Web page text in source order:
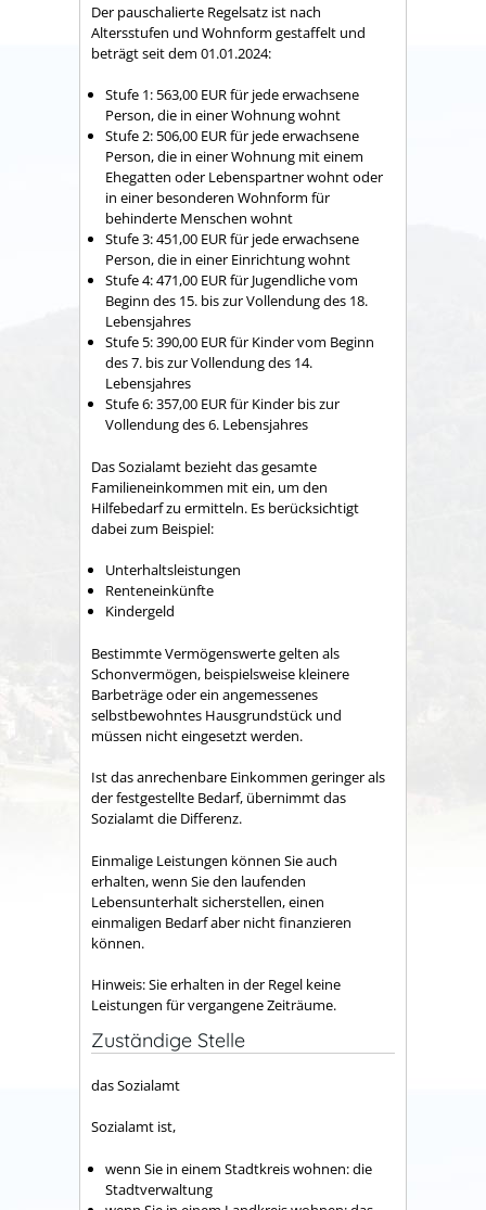
Der pauschalierte Regelsatz ist nach
Altersstufen und Wohnform gestaffelt und
beträgt seit dem 01.01.2024:
Stufe 1: 563,00 EURfür jede erwachsene
Person, die in einer Wohnung wohnt
Stufe 2: 506,00 EURfür jede erwachsene
Person, die in einer Wohnung mit einem
Ehegatten oder Lebenspartner wohnt oder
in einer besonderen Wohnform für
behinderte Menschen wohnt
Stufe 3: 451,00 EURfür jede erwachsene
Person, die in einer Einrichtung wohnt
Stufe 4: 471,00 EURfür Jugendliche vom
Beginn des 15. bis zur Vollendung des 18.
Lebensjahres
Stufe 5: 390,00 EURfür Kinder vom Beginn
des 7. bis zur Vollendung des 14.
Lebensjahres
Stufe 6: 357,00 EURfür Kinder bis zur
Vollendung des 6. Lebensjahres
Das Sozialamt bezieht das gesamte
Familieneinkommen mit ein, um den
Hilfebedarf zu ermitteln. Es berücksichtigt
dabei zum Beispiel:
Unterhaltsleistungen
Renteneinkünfte
Kindergeld
Bestimmte Vermögenswerte gelten als
Schonvermögen, beispielsweise kleinere
Barbeträge oder ein angemessenes
selbstbewohntes Hausgrundstück und
müssen nicht eingesetzt werden.
Ist das anrechenbare Einkommen geringer als
der festgestellte Bedarf, übernimmt das
Sozialamt die Differenz.
Einmalige Leistungen können Sie auch
erhalten, wenn Sie den laufenden
Lebensunterhalt sicherstellen, einen
einmaligen Bedarf aber nicht finanzieren
können.
Hinweis:Sie erhalten in der Regel keine
Leistungen für vergangene Zeiträume.
Zuständige Stelle
das Sozialamt
Sozialamt ist,
wenn Sie in einem Stadtkreis wohnen: die
Stadtverwaltung